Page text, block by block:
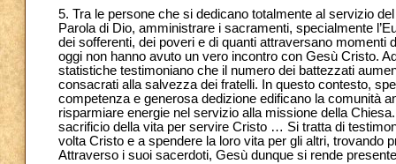
5. Tra le persone che si dedicano totalmente al servizio
Parola di Dio, amministrare i sacramenti, specialmente
dei sofferenti, dei poveri e di quanti attraversano momenti
oggi non hanno avuto un vero incontro con Gesù Cristo.
statistiche testimoniano che il numero dei battezzati
consacrati alla salvezza dei fratelli. In questo contesto,
competenza e generosa dedizione edificano la comunità
risparmiare energie nel servizio alla missione della
sacrificio della vita per servire Cristo … Si tratta di
volta Cristo e a spendere la loro vita per gli altri, trovando
Attraverso i suoi sacerdoti, Gesù dunque si rende